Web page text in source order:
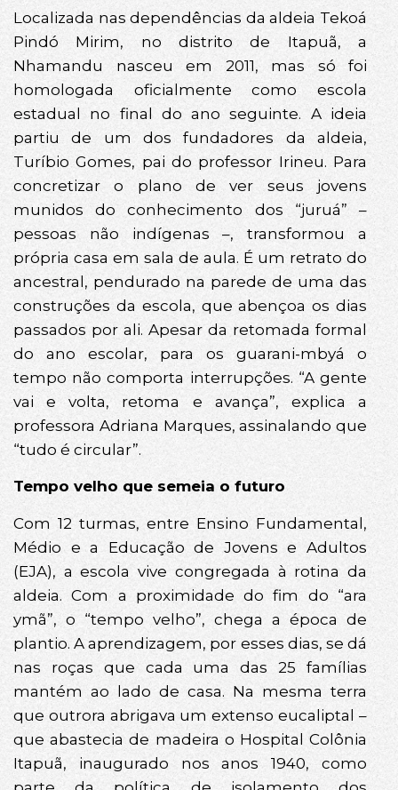
Localizada nas dependências da aldeia Tekoá
Pindó Mirim, no distrito de Itapuã, a
Nhamandu nasceu em 2011, mas só foi
homologada oficialmente como escola
estadual no final do ano seguinte. A ideia
partiu de um dos fundadores da aldeia,
Turíbio Gomes, pai do professor Irineu. Para
concretizar o plano de ver seus jovens
munidos do conhecimento dos “juruá” –
pessoas não indígenas –, transformou a
própria casa em sala de aula. É um retrato do
ancestral, pendurado na parede de uma das
construções da escola, que abençoa os dias
passados por ali. Apesar da retomada formal
do ano escolar, para os guarani-mbyá o
tempo não comporta interrupções. “A gente
vai e volta, retoma e avança”, explica a
professora Adriana Marques, assinalando que
“tudo é circular”.
Tempo velho que semeia o futuro
Com 12 turmas, entre Ensino Fundamental,
Médio e a Educação de Jovens e Adultos
(EJA), a escola vive congregada à rotina da
aldeia. Com a proximidade do fim do “ara
ymã”, o “tempo velho”, chega a época de
plantio. A aprendizagem, por esses dias, se dá
nas roças que cada uma das 25 famílias
mantém ao lado de casa. Na mesma terra
que outrora abrigava um extenso eucaliptal –
que abastecia de madeira o Hospital Colônia
Itapuã, inaugurado nos anos 1940, como